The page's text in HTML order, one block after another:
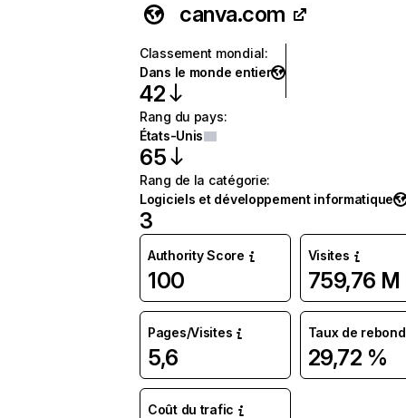
canva.com
Classement mondial:
Dans le monde entier
42
Rang du pays:
États-Unis
65
Rang de la catégorie:
Logiciels et développement informatique
3
Authority Score
100
Visites
759,76 M
Pages/Visites
5,6
Taux de rebond
29,72 %
Coût du trafic